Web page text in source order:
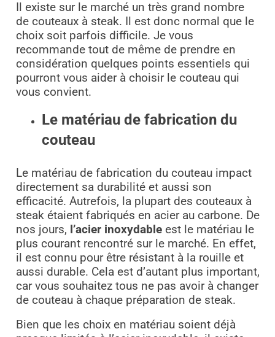
Il existe sur le marché un très grand nombre
de couteaux à steak. Il est donc normal que le
choix soit parfois difficile. Je vous
recommande tout de même de prendre en
considération quelques points essentiels qui
pourront vous aider à choisir le couteau qui
vous convient.
Le matériau de fabrication du
couteau
Le matériau de fabrication du couteau impact
directement sa durabilité et aussi son
efficacité. Autrefois, la plupart des couteaux à
steak étaient fabriqués en acier au carbone. De
nos jours, l’acier inoxydableest le matériau le
plus courant rencontré sur le marché. En effet,
il est connu pour être résistant à la rouille et
aussi durable. Cela est d’autant plus important,
car vous souhaitez tous ne pas avoir à changer
de couteau à chaque préparation de steak.
Bien que les choix en matériau soient déjà